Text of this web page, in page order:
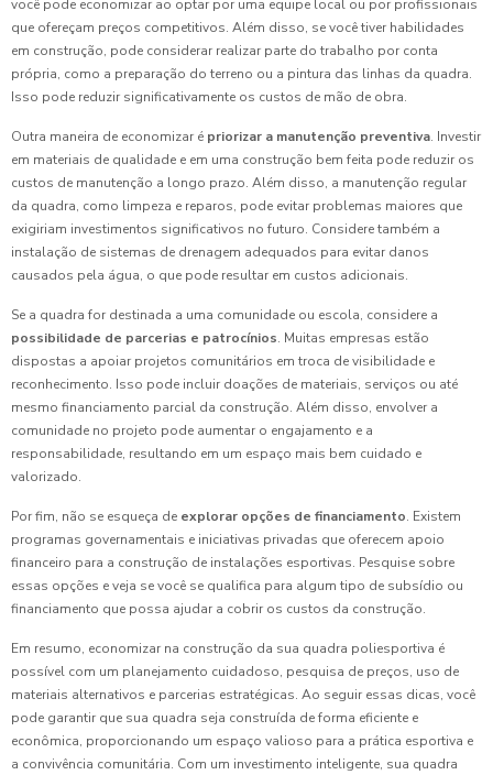
você pode economizar ao optar por uma equipe local ou por profissionais
que ofereçam preços competitivos. Além disso, se você tiver habilidades
em construção, pode considerar realizar parte do trabalho por conta
própria, como a preparação do terreno ou a pintura das linhas da quadra.
Isso pode reduzir significativamente os custos de mão de obra.
Outra maneira de economizar é priorizar a manutenção preventiva. Investir
em materiais de qualidade e em uma construção bem feita pode reduzir os
custos de manutenção a longo prazo. Além disso, a manutenção regular
da quadra, como limpeza e reparos, pode evitar problemas maiores que
exigiriam investimentos significativos no futuro. Considere também a
instalação de sistemas de drenagem adequados para evitar danos
causados pela água, o que pode resultar em custos adicionais.
Se a quadra for destinada a uma comunidade ou escola, considere a
possibilidade de parcerias e patrocínios. Muitas empresas estão
dispostas a apoiar projetos comunitários em troca de visibilidade e
reconhecimento. Isso pode incluir doações de materiais, serviços ou até
mesmo financiamento parcial da construção. Além disso, envolver a
comunidade no projeto pode aumentar o engajamento e a
responsabilidade, resultando em um espaço mais bem cuidado e
valorizado.
Por fim, não se esqueça de explorar opções de financiamento. Existem
programas governamentais e iniciativas privadas que oferecem apoio
financeiro para a construção de instalações esportivas. Pesquise sobre
essas opções e veja se você se qualifica para algum tipo de subsídio ou
financiamento que possa ajudar a cobrir os custos da construção.
Em resumo, economizar na construção da sua quadra poliesportiva é
possível com um planejamento cuidadoso, pesquisa de preços, uso de
materiais alternativos e parcerias estratégicas. Ao seguir essas dicas, você
pode garantir que sua quadra seja construída de forma eficiente e
econômica, proporcionando um espaço valioso para a prática esportiva e
a convivência comunitária. Com um investimento inteligente, sua quadra